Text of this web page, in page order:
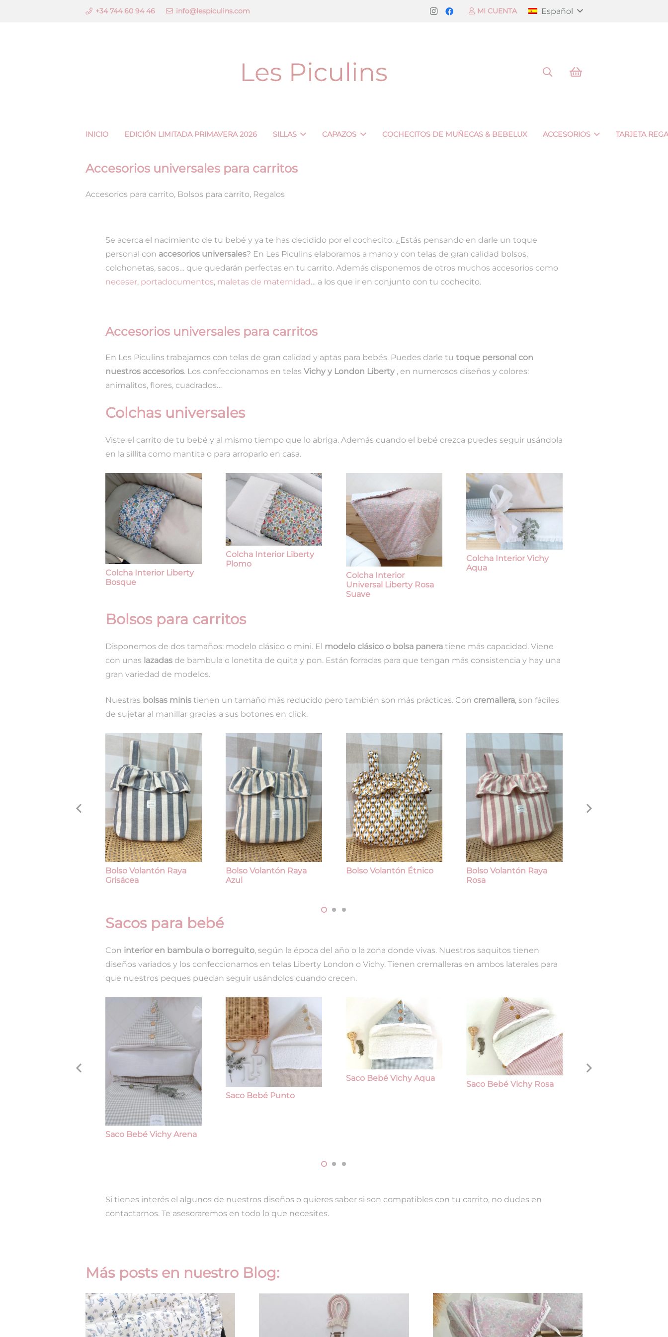
+34 744 60 94 46 info@lespiculins.com MI CUENTA Español
INICIO EDICIÓN LIMITADA PRIMAVERA 2026 SILLAS CAPAZOS COCHECITOS DE MUÑECAS & BEBELUX ACCESORIOS TARJETA
Accesorios universales para carritos
Accesorios para carrito, Bolsos para carrito, Regalos
Se acerca el nacimiento de tu bebé y ya te has decidido por el cochecito. ¿Estás pensando en darle un toque
personal con accesorios universales? En Les Piculins elaboramos a mano y con telas de gran calidad bolsos,
colchonetas, sacos… que quedarán perfectas en tu carrito. Además disponemos de otros muchos accesorios como
neceser, portadocumentos, maletas de maternidad… a los que ir en conjunto con tu cochecito.
Accesorios universales para carritos
En Les Piculins trabajamos con telas de gran calidad y aptas para bebés. Puedes darle tu toque personal con
nuestros accesorios. Los confeccionamos en telas Vichy y London Liberty , en numerosos diseños y colores:
animalitos, flores, cuadrados…
Colchas universales
Viste el carrito de tu bebé y al mismo tiempo que lo abriga. Además cuando el bebé crezca puedes seguir usándola
en la sillita como mantita o para arroparlo en casa.
Colcha Interior Liberty
Bosque
Colcha Interior Liberty
Plomo
Colcha Interior
Universal Liberty Rosa
Suave
Colcha Interior Vichy
Aqua
Bolsos para carritos
Disponemos de dos tamaños: modelo clásico o mini. El modelo clásico o bolsa panera tiene más capacidad. Viene
con unas lazadas de bambula o lonetita de quita y pon. Están forradas para que tengan más consistencia y hay una
gran variedad de modelos.
Nuestras bolsas minis tienen un tamaño más reducido pero también son más prácticas. Con cremallera, son fáciles
de sujetar al manillar gracias a sus botones en click.
Bolso Volantón Raya
Grisácea
Bolso Volantón Raya
Azul
Bolso Volantón Étnico
Bolso Volantón Raya
Rosa
Sacos para bebé
Con interior en bambula o borreguito, según la época del año o la zona donde vivas. Nuestros saquitos tienen
diseños variados y los confeccionamos en telas Liberty London o Vichy. Tienen cremalleras en ambos laterales para
que nuestros peques puedan seguir usándolos cuando crecen.
Saco Bebé Vichy Arena
Saco Bebé Punto
Saco Bebé Vichy Aqua
Saco Bebé Vichy Rosa
Si tienes interés el algunos de nuestros diseños o quieres saber si son compatibles con tu carrito, no dudes en
contactarnos. Te asesoraremos en todo lo que necesites.
Más posts en nuestro Blog: